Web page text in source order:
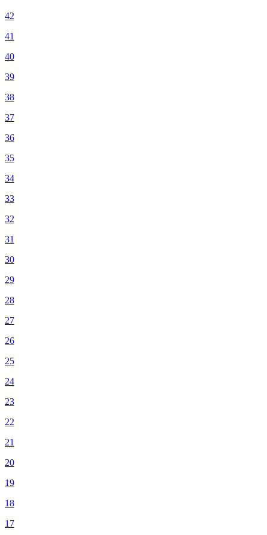
42
41
40
39
38
37
36
35
34
33
32
31
30
29
28
27
26
25
24
23
22
21
20
19
18
17